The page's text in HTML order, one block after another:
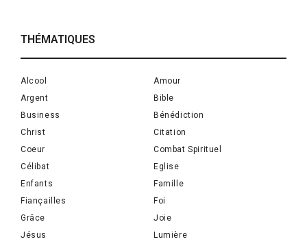
THÉMATIQUES
Alcool
Amour
Argent
Bible
Business
Bénédiction
Christ
Citation
Coeur
Combat Spirituel
Célibat
Eglise
Enfants
Famille
Fiançailles
Foi
Grâce
Joie
Jésus
Lumière